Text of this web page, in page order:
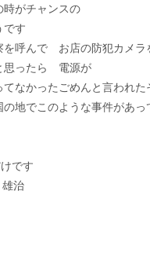
時がチャンスの
です
を呼んで お店の防犯カメラ
思ったら 電源が
てなかったごめんと言われた
の地でこのような事件があ
です
治